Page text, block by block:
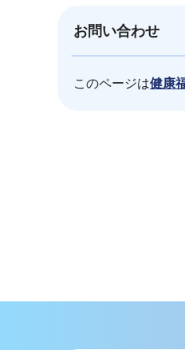
お問い合わせ
このページは健康